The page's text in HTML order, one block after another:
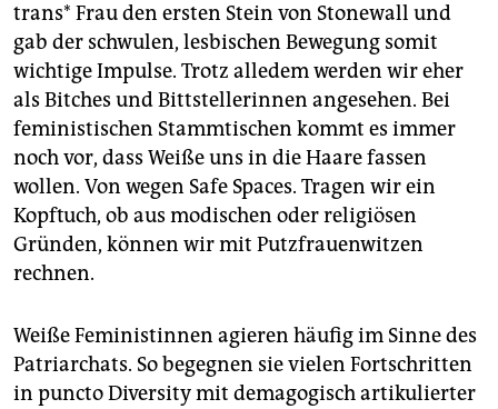
trans* Frau den ersten Stein von Stonewall und
gab der schwulen, lesbischen Bewegung somit
wichtige Impulse. Trotz alledem werden wir eher
als Bitches und Bittstellerinnen angesehen. Bei
feministischen Stammtischen kommt es immer
noch vor, dass Weiße uns in die Haare fassen
wollen. Von wegen Safe Spaces. Tragen wir ein
Kopftuch, ob aus modischen oder religiösen
Gründen, können wir mit Putzfrauenwitzen
rechnen.
Weiße Feministinnen agieren häufig im Sinne des
Patriarchats. So begegnen sie vielen Fortschritten
in puncto Diversity mit demagogisch artikulierter